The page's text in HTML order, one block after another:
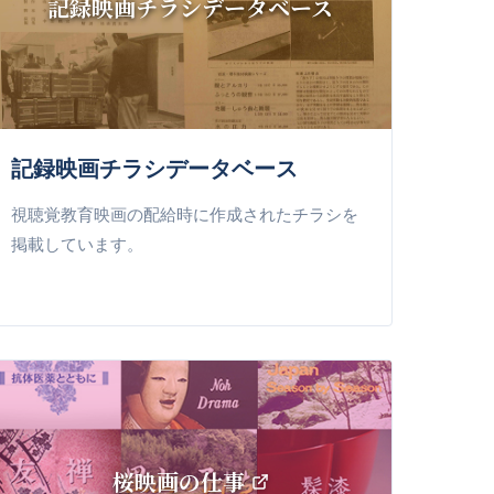
記録映画チラシデータベース
記録映画チラシデータベース
視聴覚教育映画の配給時に作成されたチラシを
掲載しています。
桜映画の仕事